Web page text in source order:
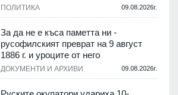
ПОЛИТИКА 09.08.2026г.
За да не е къса паметта ни -
русофилският преврат на 9 август
1886 г. и уроците от него
ДОКУМЕНТИ И АРХИВИ 09.08.2026г.